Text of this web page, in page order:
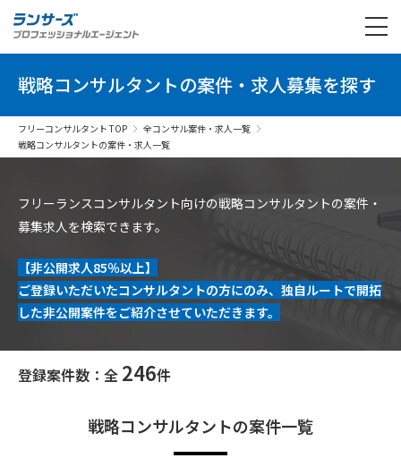
戦略コンサルタントの案件・求人募集を探す
フリーコンサルタント TOP
全コンサル案件・求人一覧
戦略コンサルタントの案件・求人一覧
フリーランスコンサルタント向けの戦略コンサルタントの案件・
募集求人を検索できます。
【非公開求人85％以上】
ご登録いただいたコンサルタントの方にのみ、独自ルートで開拓
した非公開案件をご紹介させていただきます。
登録案件数：全 246件
戦略コンサルタントの案件一覧